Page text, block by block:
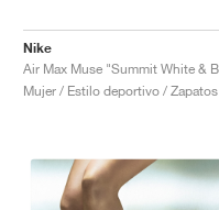
Nike
Mujer / Estilo deportivo / Zapatos